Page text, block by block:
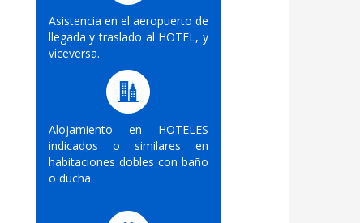
Asistencia en el aeropuerto de
llegada y traslado al HOTEL, y
viceversa.
Alojamiento en HOTELES
indicados o similares en
habitaciones dobles con baño
o ducha.